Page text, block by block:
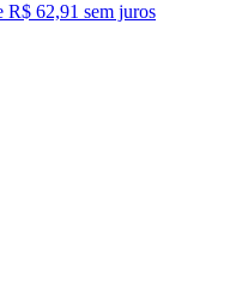
R$ 62,91 sem juros